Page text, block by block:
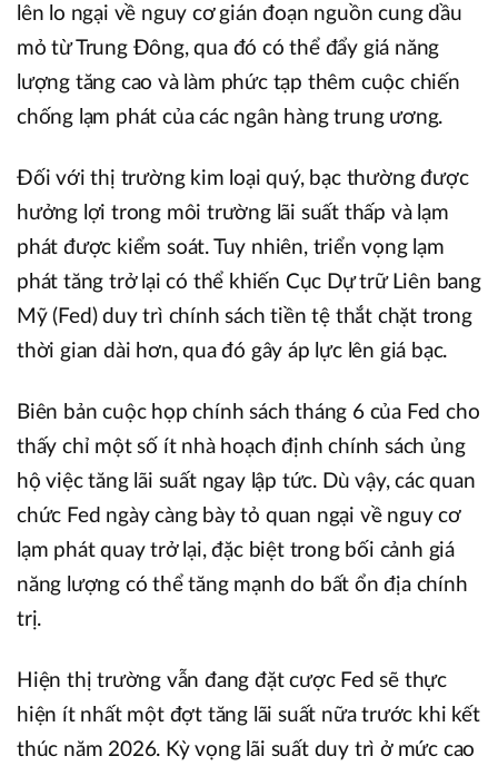
lên lo ngại về nguy cơ gián đoạn nguồn cung dầu
mỏ từ Trung Đông, qua đó có thể đẩy giá năng
lượng tăng cao và làm phức tạp thêm cuộc chiến
chống lạm phát của các ngân hàng trung ương.
Đối với thị trường kim loại quý, bạc thường được
hưởng lợi trong môi trường lãi suất thấp và lạm
phát được kiểm soát. Tuy nhiên, triển vọng lạm
phát tăng trở lại có thể khiến Cục Dự trữ Liên bang
Mỹ (Fed) duy trì chính sách tiền tệ thắt chặt trong
thời gian dài hơn, qua đó gây áp lực lên giá bạc.
Biên bản cuộc họp chính sách tháng 6 của Fed cho
thấy chỉ một số ít nhà hoạch định chính sách ủng
hộ việc tăng lãi suất ngay lập tức. Dù vậy, các quan
chức Fed ngày càng bày tỏ quan ngại về nguy cơ
lạm phát quay trở lại, đặc biệt trong bối cảnh giá
năng lượng có thể tăng mạnh do bất ổn địa chính
trị.
Hiện thị trường vẫn đang đặt cược Fed sẽ thực
hiện ít nhất một đợt tăng lãi suất nữa trước khi kết
thúc năm 2026. Kỳ vọng lãi suất duy trì ở mức cao